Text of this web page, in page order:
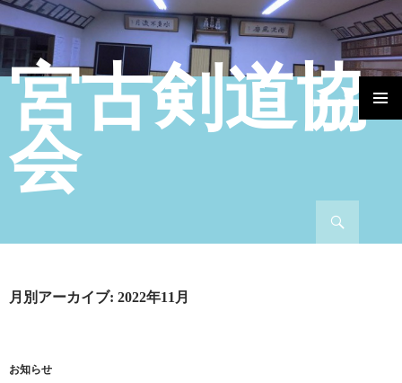
宮古剣道協
会
コンテンツへ移動
月別アーカイブ: 2022年11月
お知らせ